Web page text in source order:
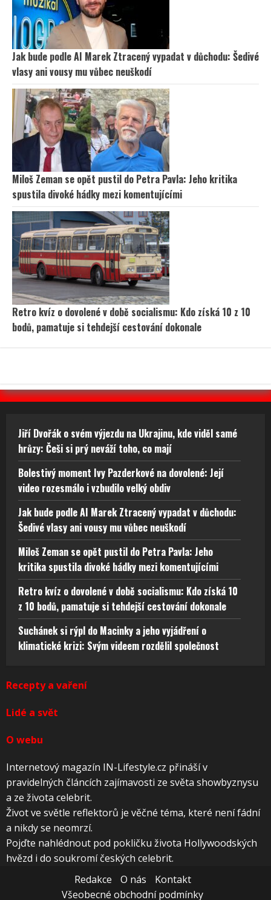
Jak bude podle AI Marek Ztracený vypadat v důchodu: Šedivé
vlasy ani vousy mu vůbec neuškodí
Miloš Zeman se opět pustil do Petra Pavla: Jeho kritika
spustila divoké hádky mezi komentujícími
Retro kvíz o dovolené v době socialismu: Kdo získá 10 z 10
bodů, pamatuje si tehdejší cestování dokonale
Jiří Dvořák o svém výjezdu na Ukrajinu, kde viděl samé
hrůzy: Češi si prý neváží toho, co mají
Bolestivý moment Ivy Pazderkové na dovolené: Její
video rozesmálo i vzbudilo velký obdiv
Jak bude podle AI Marek Ztracený vypadat v důchodu:
Šedivé vlasy ani vousy mu vůbec neuškodí
Miloš Zeman se opět pustil do Petra Pavla: Jeho
kritika spustila divoké hádky mezi komentujícími
Retro kvíz o dovolené v době socialismu: Kdo získá 10
z 10 bodů, pamatuje si tehdejší cestování dokonale
Suchánek si rýpl do Macinky a jeho vyjádření o
klimatické krizi: Svým videem rozdělil společnost
Recepty a vaření
Lidé a svět
O webu
Internetový magazín IN-Lifestyle.cz přináší v
pravidelných článcích zajímavosti ze světa showbyznysu
a ze života celebrit.
Život ve světle reflektorů je věčné téma, které není fádní
a nikdy se neomrzí.
Pojďte nahlédnout pod pokličku života Hollywoodských
hvězd i do soukromí českých celebrit.
Redakce
O nás
Kontakt
Všeobecné obchodní podmínky